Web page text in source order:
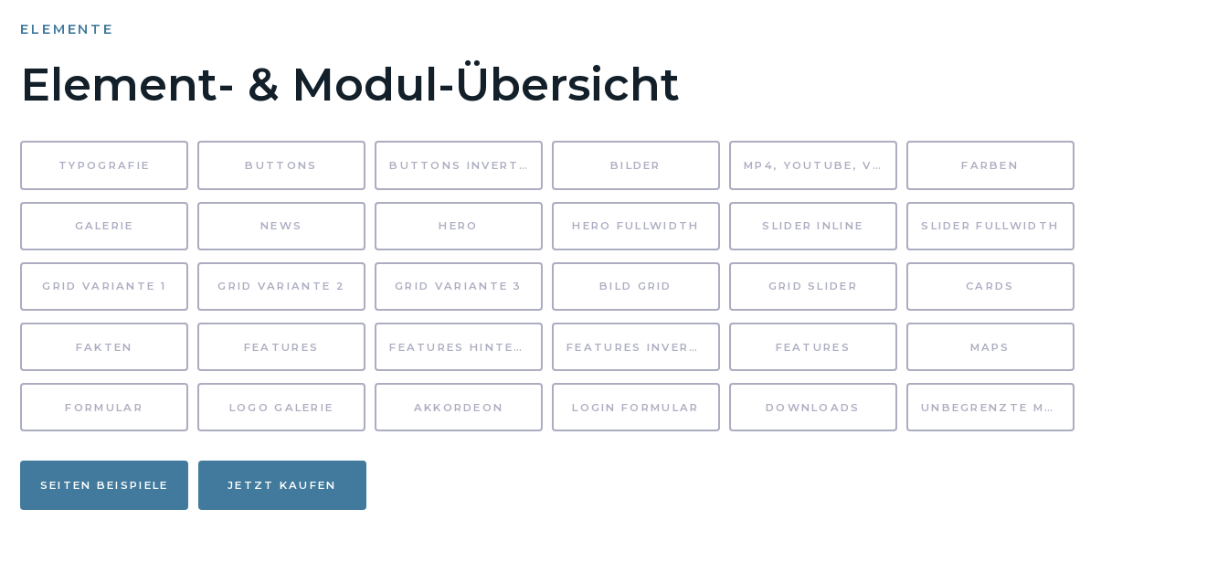
ELEMENTE
Element- & Modul-Übersicht
TYPOGRAFIE BUTTONS BUTTONS INVERTIERT BILDER MP4, YOUTUBE, VIMEO FARBEN
GALERIE NEWS HERO HERO FULLWIDTH SLIDER INLINE SLIDER FULLWIDTH
GRID VARIANTE 1 GRID VARIANTE 2 GRID VARIANTE 3 BILD GRID GRID SLIDER CARDS
FAKTEN FEATURES FEATURES HINTERGRUND FEATURES INVERTIERT FEATURES MAPS
FORMULAR LOGO GALERIE AKKORDEON LOGIN FORMULAR DOWNLOADS UNBEGRENZTE MÖGLICHKEITEN
SEITEN BEISPIELE JETZT KAUFEN